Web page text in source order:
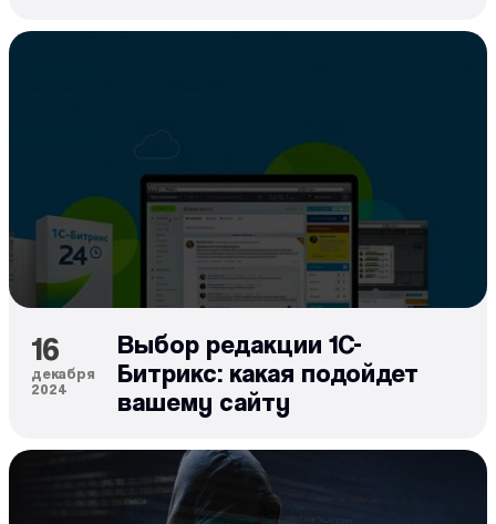
16
декабря
2024
Выбор редакции 1С-
Битрикс: какая подойдет
вашему сайту